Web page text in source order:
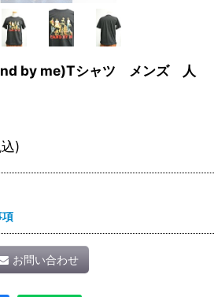
by me)Tシャツ メンズ 人
)
項
お問い合わせ